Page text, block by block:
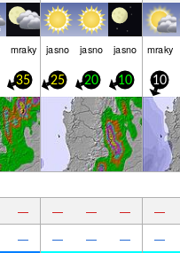
mraky jasno jasno jasno mraky
35 25 20 10 10
— — — — —
— — — — —